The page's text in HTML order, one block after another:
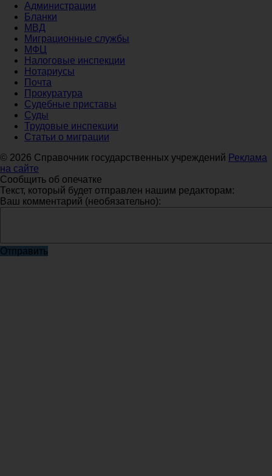
Администрации
Бланки
МВД
Миграционные службы
МФЦ
Налоговые инспекции
Нотариусы
Почта
Прокуратура
Судебные приставы
Суды
Трудовые инспекции
Статьи о миграции
© 2026 Справочник государственных учреждений Реклама
на сайте
Сообщить об опечатке
Текст, который будет отправлен нашим редакторам:
Ваш комментарий (необязательно):
Отправить